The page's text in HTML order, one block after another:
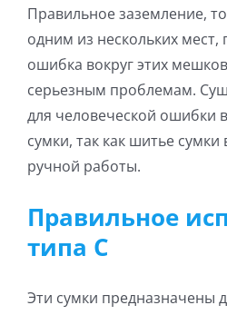
Правильное заземление,
одним из нескольких мест,
ошибка вокруг этих
серьезным проблемам.
для человеческой ошибки
сумки, так как шитье сумки
ручной работы.
Правильное
типа C
Эти сумки предназначены